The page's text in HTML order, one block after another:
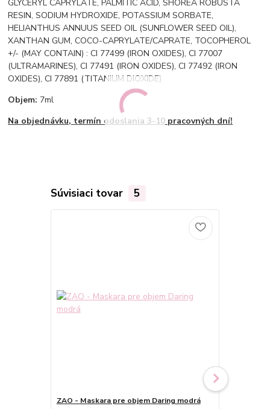
GLYCERYL CAPRYLATE, PALMITIC ACID, SHOREA ROBUSTA
RESIN, SODIUM HYDROXIDE, POTASSIUM SORBATE,
HELIANTHUS ANNUUS SEED OIL (SUNFLOWER SEED OIL),
XANTHAN GUM, COCO-CAPRYLATE/CAPRATE, TOCOPHEROL
+/- (MAY CONTAIN) : CI 77499 (IRON OXIDES), CI 77007
(ULTRAMARINES), CI 77491 (IRON OXIDES), CI 77492 (IRON
OXIDES), CI 77891 (TITANIUM DIOXIDE)
Objem: 7ml
Na objednávku, termín odoslania 3-10 pracovných dní!
Súvisiaci tovar 5
ZAO - Maskara pre objem Daring modrá